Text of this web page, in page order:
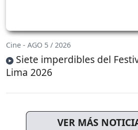
Cine - AGO 5 / 2026
Siete imperdibles del
Lima 2026
VER MÁS